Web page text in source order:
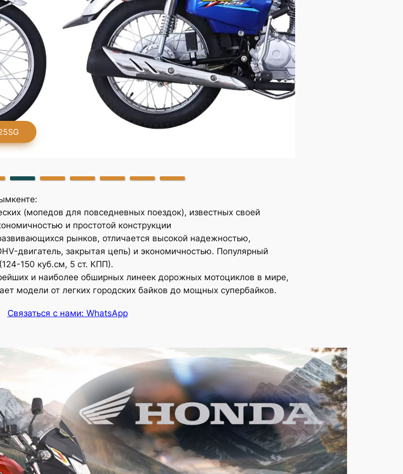
(мопедов для повседневных поездок), известных своей
и простотой конструкции
рынков, отличается высокой надежностью,
двигатель, закрытая цепь) и экономичностью. Популярный
150 куб.см, 5 ст. КПП).
и наиболее обширных линеек дорожных мотоциклов в мире,
модели от легких городских байков до мощных супербайков.
Связаться с нами: WhatsApp